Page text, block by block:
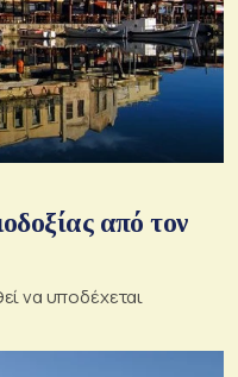
από τον
να υποδέχεται